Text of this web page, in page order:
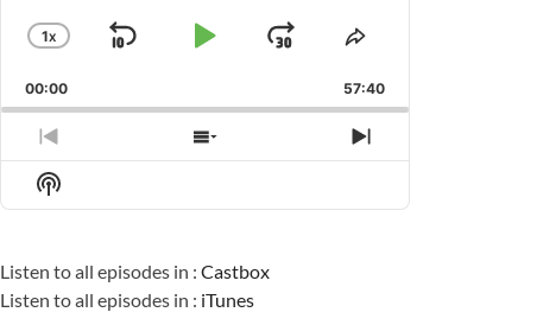
CHANGE
RATE
1X
SKIPPLAYJUMP
FORWARD
SHARE
EPISODE
00:00 57:40
PREVIOUS
EPISODE
SHOW
EPISODES
NEXT
EPISODE
Show
Podcast
Listen to all episodes in :Castbox
Listen to all episodes in : iTunes